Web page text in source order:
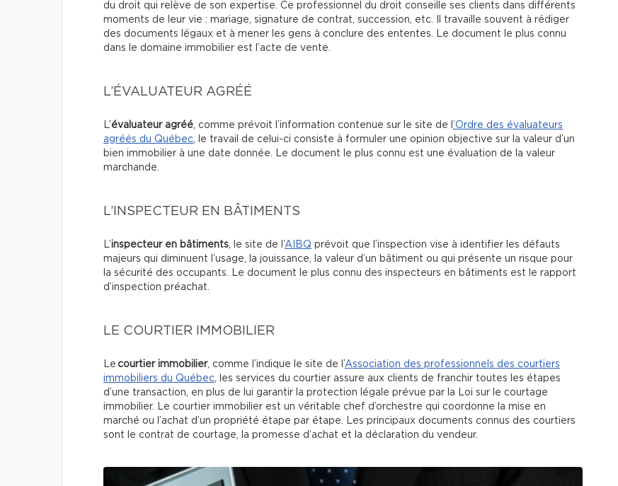
du droit qui relève de son expertise. Ce professionnel du droit conseille ses clients dans différents
moments de leur vie : mariage, signature de contrat, succession, etc. Il travaille souvent à rédiger
des documents légaux et à mener les gens à conclure des ententes. Le document le plus connu
dans le domaine immobilier est l’acte de vente.
L’ÉVALUATEUR AGRÉÉ
L’évaluateur agréé, comme prévoit l’information contenue sur le site de l ’Ordre des évaluateurs
agréés du Québec, le travail de celui-ci consiste à formuler une opinion objective sur la valeur d’un
bien immobilier à une date donnée. Le document le plus connu est une évaluation de la valeur
marchande.
L’INSPECTEUR EN BÂTIMENTS
L’inspecteur en bâtiments, le site de l’AIBQ prévoit que l’inspection vise à identifier les défauts
majeurs qui diminuent l’usage, la jouissance, la valeur d’un bâtiment ou qui présente un risque pour
la sécurité des occupants. Le document le plus connu des inspecteurs en bâtiments est le rapport
d’inspection préachat.
LE COURTIER IMMOBILIER
Le courtier immobilier, comme l’indique le site de l’Association des professionnels des courtiers
immobiliers du Québec, les services du courtier assure aux clients de franchir toutes les étapes
d’une transaction, en plus de lui garantir la protection légale prévue par la Loi sur le courtage
immobilier. Le courtier immobilier est un véritable chef d’orchestre qui coordonne la mise en
marché ou l’achat d’un propriété étape par étape. Les principaux documents connus des courtiers
sont le contrat de courtage, la promesse d’achat et la déclaration du vendeur.